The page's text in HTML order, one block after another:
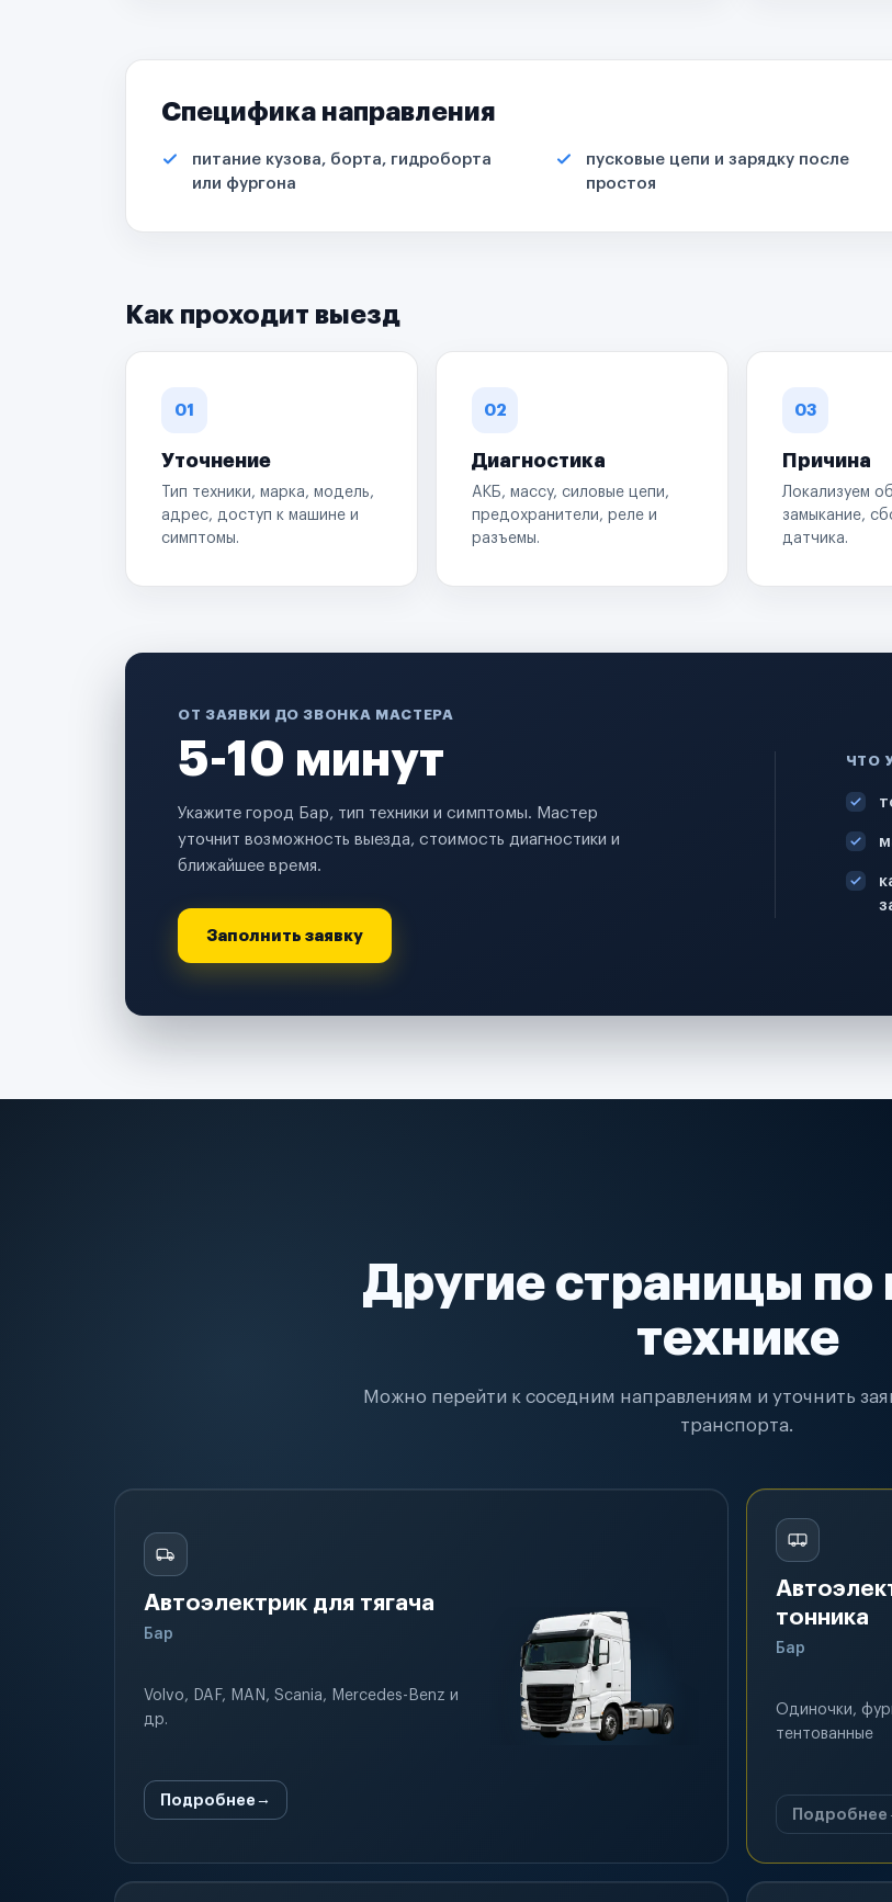
Специфика направления
питание кузова, борта, гидроборта
или фургона
пусковые цепи и зарядку после
простоя
Как проходит выезд
01
Уточнение
Тип техники, марка, модель,
адрес, доступ к машине и
симптомы.
02
Диагностика
АКБ, массу, силовые цепи,
предохранители, реле и
разъемы.
03
Причина
Локализуем
замыкание,
датчика.
ОТ ЗАЯВКИ ДО ЗВОНКА МАСТЕРА
5-10 минут
Укажите город Бар, тип техники и симптомы. Мастер
уточнит возможность выезда, стоимость диагностики и
ближайшее время.
Заполнить заявку
ЧТО
Другие страницы по
технике
Можно перейти к соседним направлениям и уточнить
транспорта.
Автоэлектрик для тягача
Бар
Volvo, DAF, MAN, Scania, Mercedes-Benz и
др.
Подробнее
тонника
Бар
Одиночки,
тентованные
Подробнее